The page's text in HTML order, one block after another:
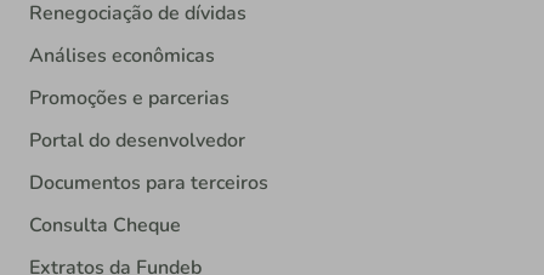
Renegociação de dívidas
Análises econômicas
Promoções e parcerias
Portal do desenvolvedor
Documentos para terceiros
Consulta Cheque
Extratos da Fundeb